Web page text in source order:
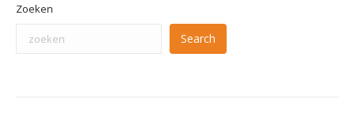
Zoeken
Search